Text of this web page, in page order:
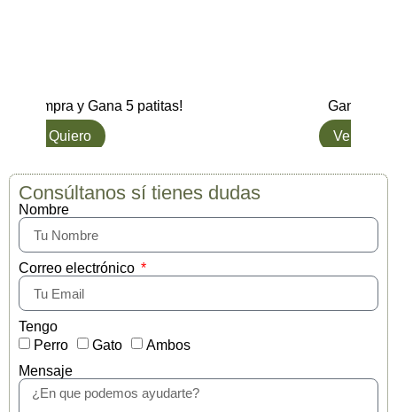
5 patitas!
Gana hasta 5 patitas.
Ver opciones
Consúltanos sí tienes dudas
Nombre
Correo electrónico
Tengo
Perro
Gato
Ambos
Mensaje